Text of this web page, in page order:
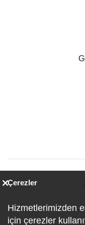
Çerezler
Hizmetlerimizden
için çerezler